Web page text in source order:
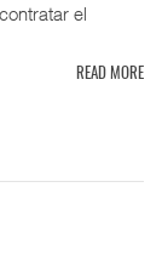
el
READ MORE